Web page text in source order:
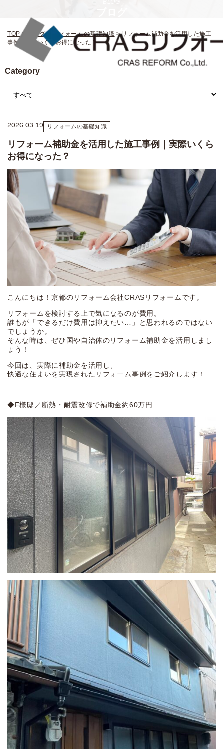
TOP> ブログ> リフォームの基礎知識 >リフォーム補助金を活用した施工
事例｜実際いくらお得になった？
Category
2026.03.19 リフォームの基礎知識
リフォーム補助金を活用した施工事例｜実際いくら
お得になった？
こんにちは！京都のリフォーム会社CRASリフォームです。
リフォームを検討する上で気になるのが費用。
誰もが「できるだけ費用は抑えたい…」と思われるのではない
でしょうか。
そんな時は、ぜひ国や自治体のリフォーム補助金を活用しまし
ょう！
今回は、実際に補助金を活用し、
快適な住まいを実現されたリフォーム事例をご紹介します！
◆F様邸／断熱・耐震改修で補助金約60万円